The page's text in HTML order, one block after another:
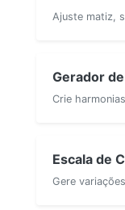
Ajuste matiz,
Gerador
Crie
Escala de
Gere